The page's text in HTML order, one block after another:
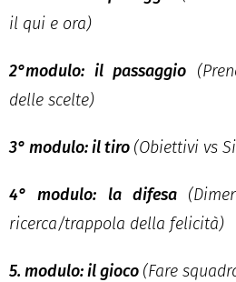
il qui e ora)
2°modulo: il passaggio
delle scelte)
3° modulo: il tiro (Obiettivi vs
4° modulo: la difesa
ricerca/trappola della felicità)
5. modulo: il gioco (Fare